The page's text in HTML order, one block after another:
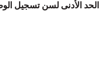
الحد الأدنى لسن تسجيل